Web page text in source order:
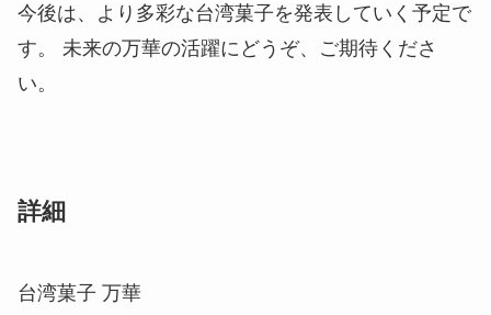
今後は、より多彩な台湾菓子を発表していく予定で
す。 未来の万華の活躍にどうぞ、ご期待くださ
い。
詳細
台湾菓子 万華